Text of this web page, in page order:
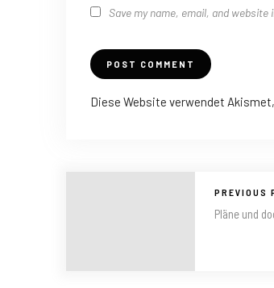
Save my name, email, and
Diese Website verwendet
PREVIOUS
Pläne und